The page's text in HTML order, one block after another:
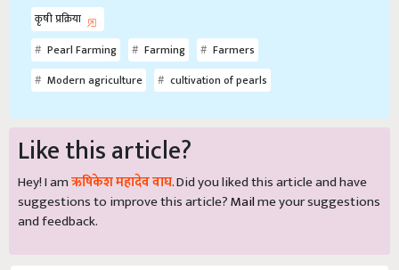
कृषी प्रक्रिया
Pearl Farming
Farming
Farmers
Modern agriculture
cultivation of pearls
Like this article?
Hey! I amऋषिकेश महादेव वाघ. Did you liked this article and have
suggestions to improve this article?Mailme your suggestions
and feedback.